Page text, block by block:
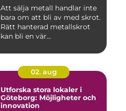
Att sälja metall handlar inte
bara om att bli av med skrot.
Rätt hanterad metallskrot
kan bli en vär...
02. aug
Utforska stora lokaler i
Göteborg: Möjligheter och
innovation